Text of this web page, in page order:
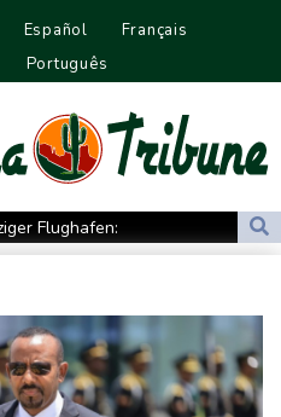
Español
Français
Português
Flughafen:
Ermittlungen
beginnen offiziellen